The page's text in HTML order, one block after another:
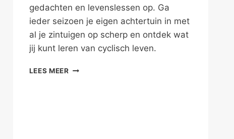
gedachten en levenslessen op. Ga
ieder seizoen je eigen achtertuin in met
al je zintuigen op scherp en ontdek wat
jij kunt leren van cyclisch leven.
LEES MEERMET